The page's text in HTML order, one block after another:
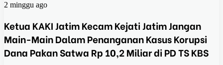
2 minggu ago
Ketua KAKI Jatim Kecam Kejati Jatim Jangan
Main-Main Dalam Penanganan Kasus Korupsi
Dana Pakan Satwa Rp 10,2 Miliar di PD TS KBS